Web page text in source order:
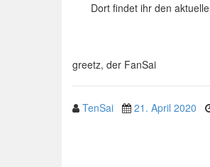
Dort findet ihr den
greetz, der FanSai
TenSai 21. April 2020